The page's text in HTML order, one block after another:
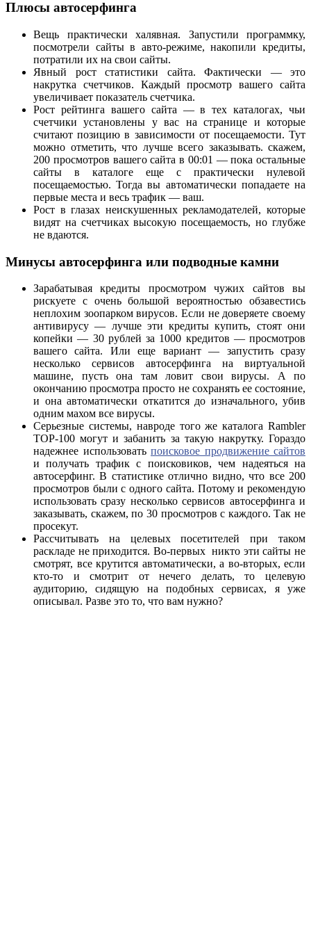
Плюсы автосерфинга
Вещь практически халявная. Запустили программку,
посмотрели сайты в авто-режиме, накопили кредиты,
потратили их на свои сайты.
Явный рост статистики сайта. Фактически — это
накрутка счетчиков. Каждый просмотр вашего сайта
увеличивает показатель счетчика.
Рост рейтинга вашего сайта — в тех каталогах, чьи
счетчики установлены у вас на странице и которые
считают позицию в зависимости от посещаемости. Тут
можно отметить, что лучше всего заказывать. скажем,
200 просмотров вашего сайта в 00:01 — пока остальные
сайты в каталоге еще с практически нулевой
посещаемостью. Тогда вы автоматически попадаете на
первые места и весь трафик — ваш.
Рост в глазах неискушенных рекламодателей, которые
видят на счетчиках высокую посещаемость, но глубже
не вдаются.
Минусы автосерфинга или подводные камни
Зарабатывая кредиты просмотром чужих сайтов вы
рискуете с очень большой вероятностью обзавестись
неплохим зоопарком вирусов. Если не доверяете своему
антивирусу — лучше эти кредиты купить, стоят они
копейки — 30 рублей за 1000 кредитов — просмотров
вашего сайта. Или еще вариант — запустить сразу
несколько сервисов автосерфинга на виртуальной
машине, пусть она там ловит свои вирусы. А по
окончанию просмотра просто не сохранять ее состояние,
и она автоматически откатится до изначального, убив
одним махом все вирусы.
Серьезные системы, навроде того же каталога Rambler
TOP-100 могут и забанить за такую накрутку. Гораздо
надежнее использовать поисковое продвижение сайтов
и получать трафик с поисковиков, чем надеяться на
автосерфинг. В статистике отлично видно, что все 200
просмотров были с одного сайта. Потому и рекомендую
использовать сразу несколько сервисов автосерфинга и
заказывать, скажем, по 30 просмотров с каждого. Так не
просекут.
Рассчитывать на целевых посетителей при таком
раскладе не приходится. Во-первых никто эти сайты не
смотрят, все крутится автоматически, а во-вторых, если
кто-то и смотрит от нечего делать, то целевую
аудиторию, сидящую на подобных сервисах, я уже
описывал. Разве это то, что вам нужно?